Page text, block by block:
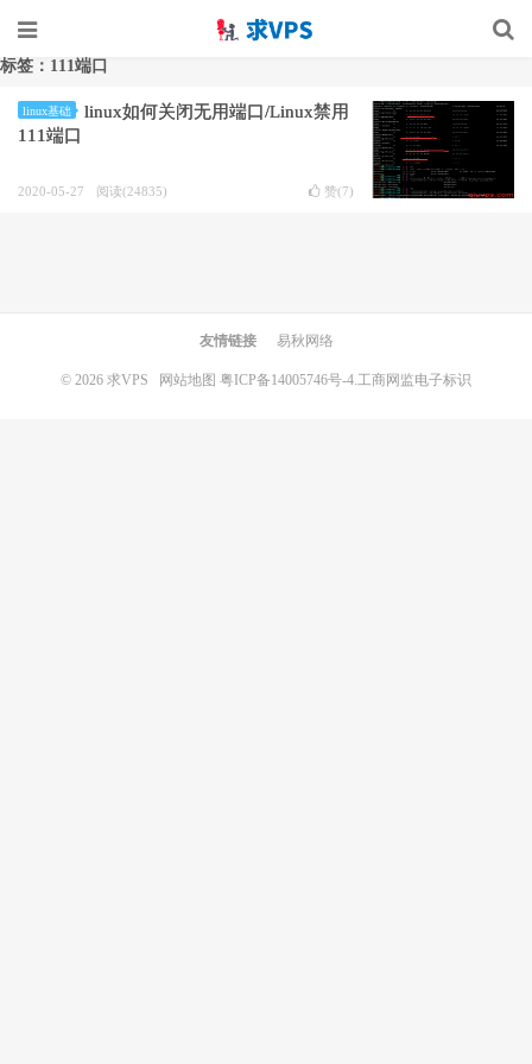
标签：111端口
linux基础
linux如何关闭无用端口/Linux禁用
111端口
2020-05-27 阅读(24835) 赞(7)
友情链接 易秋网络
© 2026 求VPS 网站地图 粤ICP备14005746号-4.工商网监电子标识